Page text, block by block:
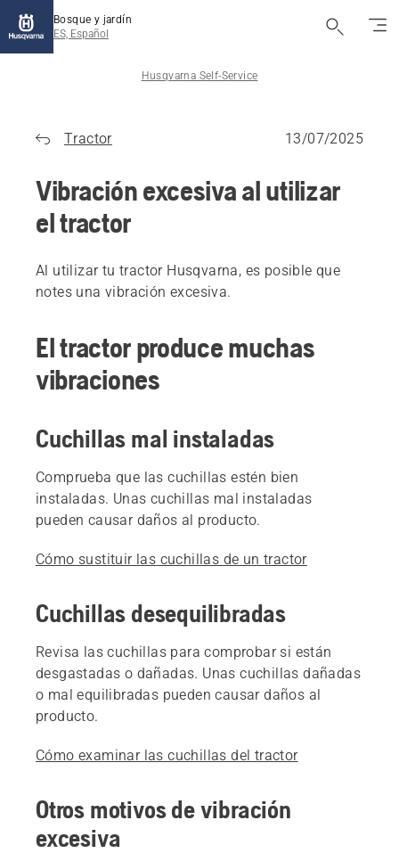
Bosque y jardín
ES, Español
Husqvarna Self-Service
Tractor 13/07/2025
Vibración excesiva al utilizar
el tractor
Al utilizar tu tractor Husqvarna, es posible que
notes una vibración excesiva.
El tractor produce muchas
vibraciones
Cuchillas mal instaladas
Comprueba que las cuchillas estén bien
instaladas. Unas cuchillas mal instaladas
pueden causar daños al producto.
Cómo sustituir las cuchillas de un tractor
Cuchillas desequilibradas
Revisa las cuchillas para comprobar si están
desgastadas o dañadas. Unas cuchillas dañadas
o mal equilibradas pueden causar daños al
producto.
Cómo examinar las cuchillas del tractor
Otros motivos de vibración
excesiva